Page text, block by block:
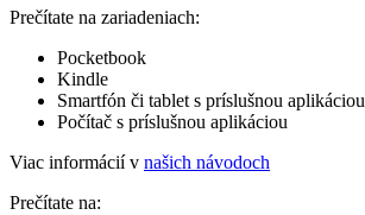
Prečítate na zariadeniach:
Pocketbook
Kindle
Smartfón či tablet s príslušnou aplikáciou
Počítač s príslušnou aplikáciou
Viac informácií v našich návodoch
Prečítate na: